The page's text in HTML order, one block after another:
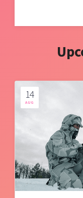
14
AUG